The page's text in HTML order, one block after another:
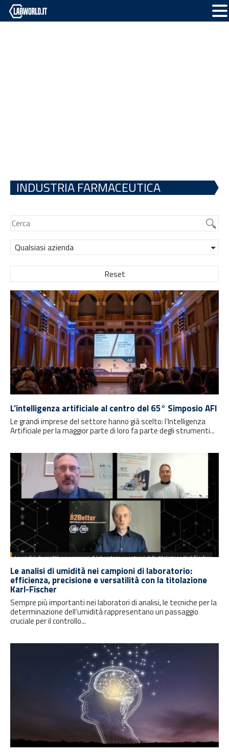
INDUSTRIA FARMACEUTICA
Qualsiasi azienda
Reset
L’intelligenza artificiale al centro del 65° Simposio AFI
Le grandi imprese del settore hanno già scelto: l’Intelligenza
Artificiale per la maggior parte di loro fa parte degli strumenti...
Le analisi di umidità nei campioni di laboratorio:
efficienza, precisione e versatilità con la titolazione
Karl-Fischer
Sempre più importanti nei laboratori di analisi, le tecniche per la
determinazione dell’umidità rappresentano un passaggio
cruciale per il controllo...